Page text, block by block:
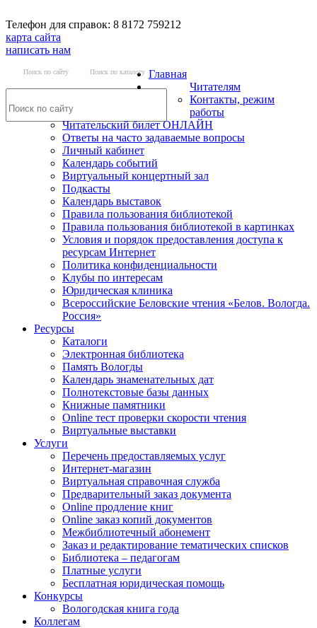
Телефон для справок: 8 8172 759212
карта сайта
написать нам
Поиск по сайту Поиск по каталогу Главная
Читателям
Контакты, режим
работы
Читательский билет ОНЛАЙН
Ответы на часто задаваемые вопросы
Личный кабинет
Календарь событий
Виртуальный концертный зал
Подкасты
Календарь выставок
Правила пользования библиотекой
Правила пользования библиотекой в картинках
Условия и порядок предоставления доступа к
ресурсам Интернет
Политика конфиденциальности
Клубы по интересам
Юридическая клиника
Всероссийские Беловские чтения «Белов. Вологда.
Россия»
Ресурсы
Каталоги
Электронная библиотека
Память Вологды
Календарь знаменательных дат
Полнотекстовые базы данных
Книжные памятники
Online тест проверки скорости чтения
Виртуальные выставки
Услуги
Перечень предоставляемых услуг
Интернет-магазин
Виртуальная справочная служба
Предварительный заказ документа
Online продление книг
Online заказ копий документов
Межбиблиотечный абонемент
Заказ и редактирование тематических списков
Библиотека – педагогам
Платные услуги
Бесплатная юридическая помощь
Конкурсы
Вологодская книга года
Коллегам